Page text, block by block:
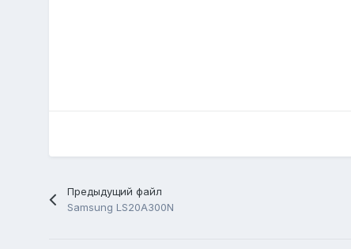
Предыдущий файл
Samsung LS20A300N